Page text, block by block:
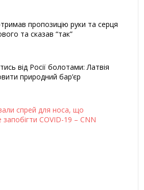
пропозицію руки та серця
та сказав “так”
від Росії болотами: Латвія
природний бар’єр
спрей для носа, що
COVID-19 – CNN